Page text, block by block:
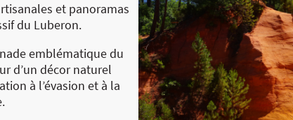
et panoramas
du Luberon.
emblématique du
d’un décor naturel
à l’évasion et à la